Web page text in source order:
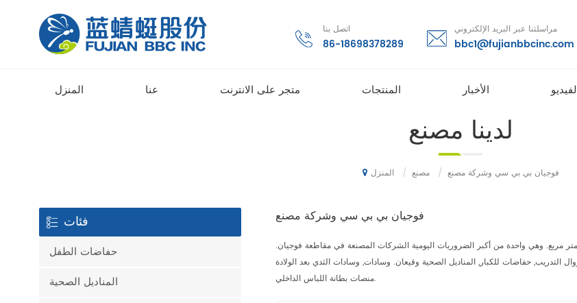
اتصل بنا
86-18698378289
مراسلتنا عبر البريد الإلكتروني
bbc1@fujianbbcinc.com
المنزل عنا متجر على الانترنت المنتجات الأخبار
لدينا مصنع
المنزل / مصنع / فوجيان بي بي سي وشركة مصنع
فوجيان بي بي سي وشركة مصنع
وهي واحدة من أكبر الضروريات اليومية الشركات المصنعة في مقاطعة فوجيان.
سروال التدريب, حفاضات للكبار, المناديل الصحية وقيعان. وسادات, وسادات الثدي بعد الولادة
منصات بطانة اللباس الداخلي.
فئات
حفاضات الطفل
المناديل الصحية